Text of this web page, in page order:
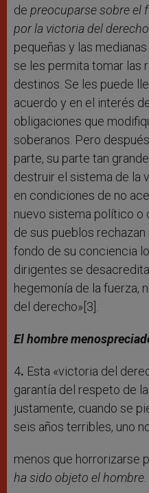
de preocuparse sobre el
por la victoria del derecho
pequeñas y las
se les permita tomar las
destinos. Se les puede
acuerdo y en el interés
obligaciones que
soberanos. Pero
parte, su parte tan
destruir el sistema de la
en condiciones de no
nuevo sistema político o
de sus pueblos rechazan
fondo de su conciencia
dirigentes se
hegemonía de la fuerza,
del derecho»[3].
El hombre
4. Esta «victoria del
garantía del respeto de
justamente, cuando se
seis años terribles, uno
menos que horrorizarse
ha sido objeto el hombre.